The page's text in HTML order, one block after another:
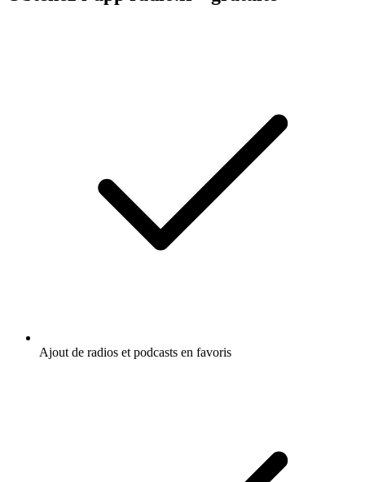
Ajout de radios et podcasts en favoris